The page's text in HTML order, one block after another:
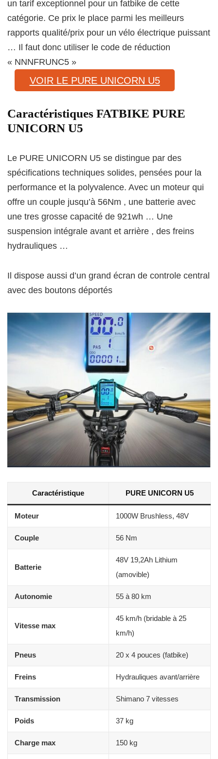
un tarif exceptionnel pour un fatbike de cette
catégorie. Ce prix le place parmi les meilleurs
rapports qualité/prix pour un vélo électrique puissant
… Il faut donc utiliser le code de réduction
« NNNFRUNC5 »
VOIR LE PURE UNICORN U5
Caractéristiques FATBIKE PURE
UNICORN U5
Le PURE UNICORN U5 se distingue par des
spécifications techniques solides, pensées pour la
performance et la polyvalence. Avec un moteur qui
offre un couple jusqu’à 56Nm , une batterie avec
une tres grosse capacité de 921wh … Une
suspension intégrale avant et arrière , des freins
hydrauliques …
Il dispose aussi d’un grand écran de controle central
avec des boutons déportés
Caractéristique PURE UNICORN U5
Moteur 1000W Brushless, 48V
Couple 56 Nm
Batterie
48V 19,2Ah Lithium
(amovible)
Autonomie 55 à 80 km
Vitesse max
45 km/h (bridable à 25
km/h)
Pneus 20 x 4 pouces (fatbike)
Freins Hydrauliques avant/arrière
Transmission Shimano 7 vitesses
Poids 37 kg
Charge max 150 kg